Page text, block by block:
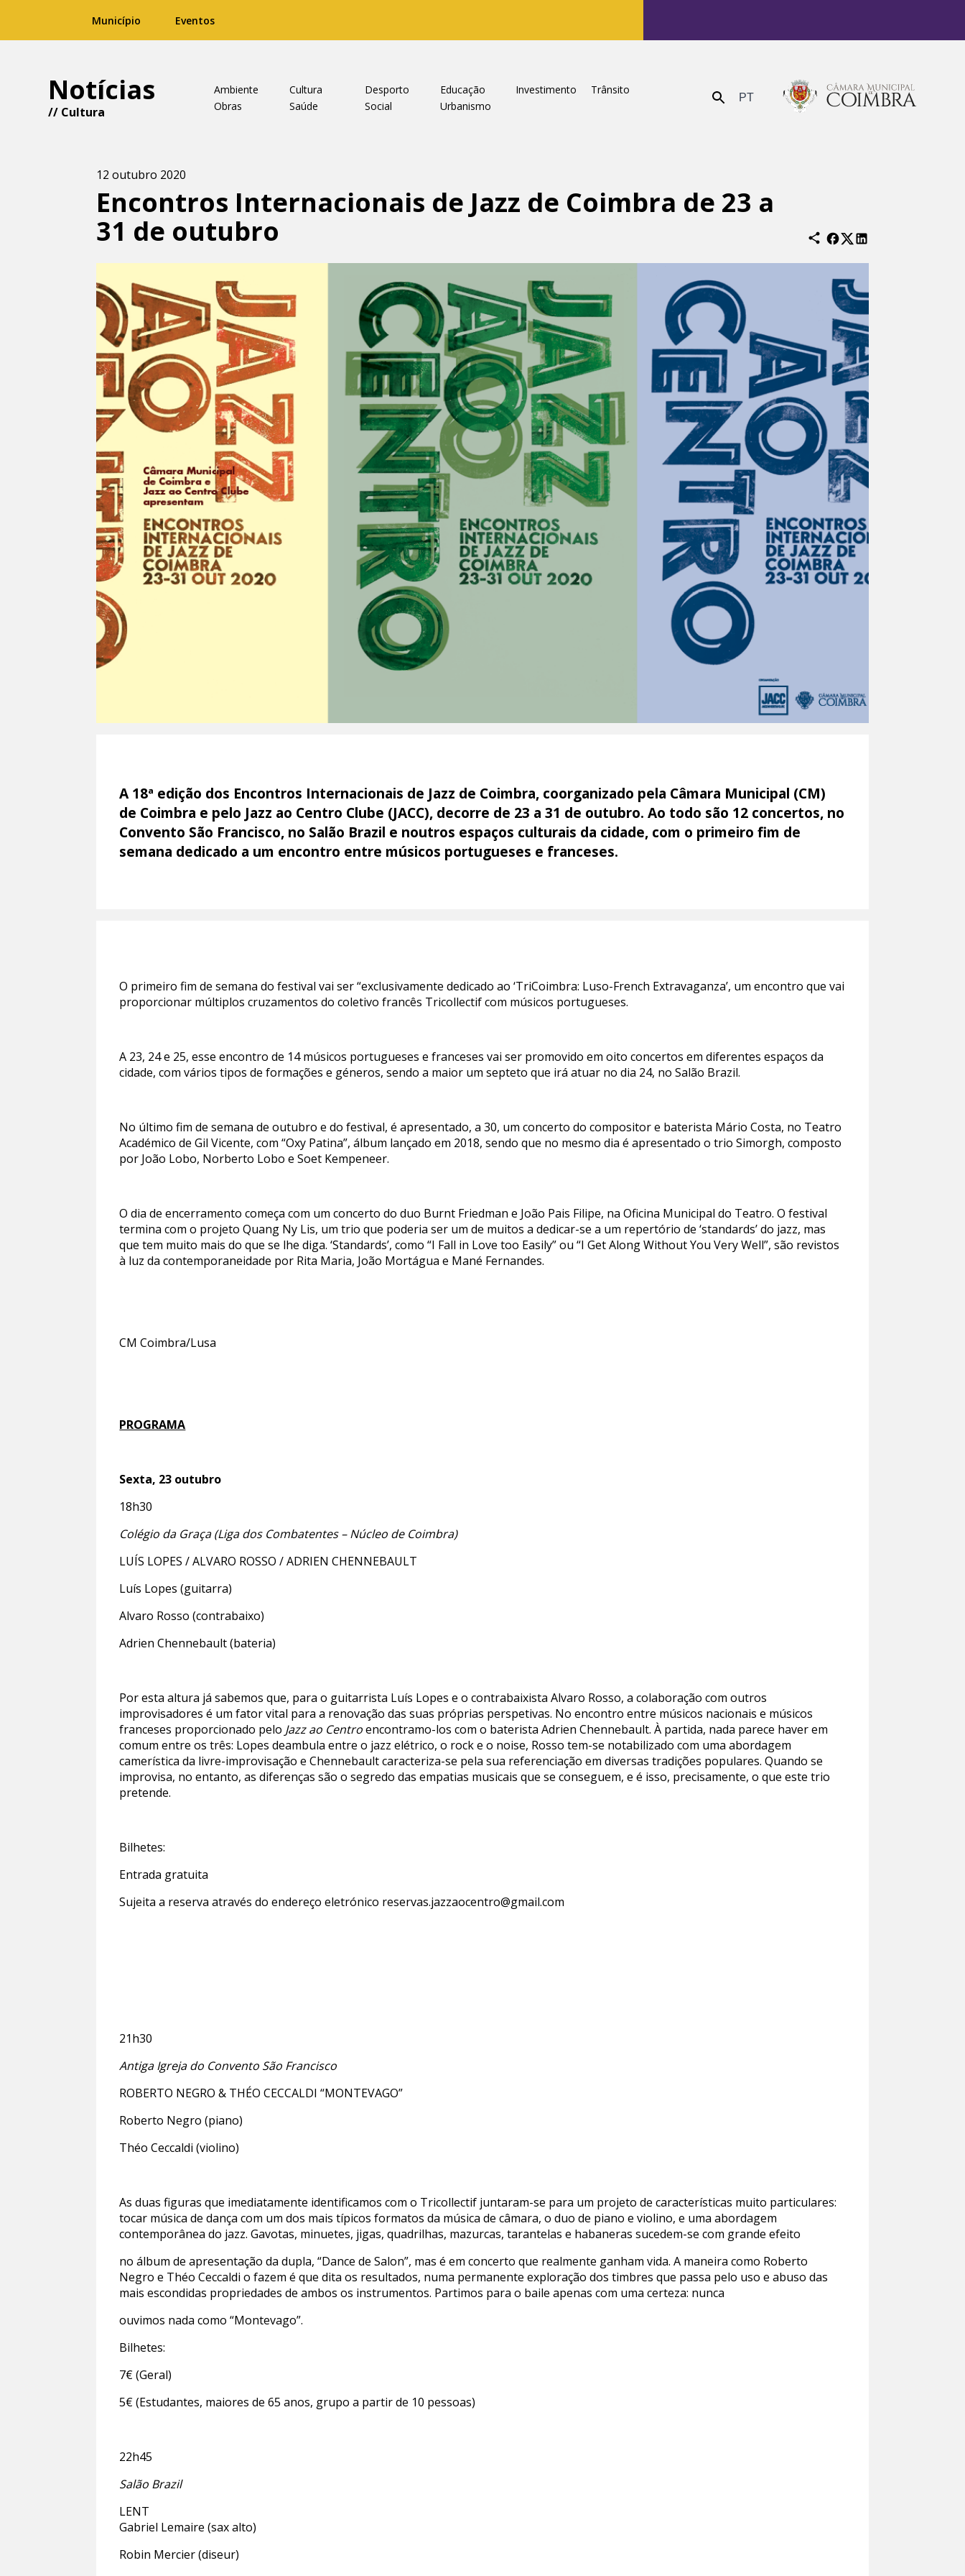
Município Eventos
Notícias
// Cultura
Ambiente Cultura Desporto Educação Investimento
Trânsito
Obras
Saúde Social Urbanismo Enviar PT
12 outubro 2020
Encontros Internacionais de Jazz de Coimbra de 23 a
31 de outubro
A 18ª edição dos Encontros Internacionais de Jazz de Coimbra, coorganizado pela Câmara Municipal (CM)
de Coimbra e pelo Jazz ao Centro Clube (JACC), decorre de 23 a 31 de outubro. Ao todo são 12 concertos, no
Convento São Francisco, no Salão Brazil e noutros espaços culturais da cidade, com o primeiro fim de
semana dedicado a um encontro entre músicos portugueses e franceses.
O primeiro fim de semana do festival vai ser “exclusivamente dedicado ao ‘TriCoimbra: Luso-French Extravaganza’, um encontro que vai
proporcionar múltiplos cruzamentos do coletivo francês Tricollectif com músicos portugueses.
A 23, 24 e 25, esse encontro de 14 músicos portugueses e franceses vai ser promovido em oito concertos em diferentes espaços da
cidade, com vários tipos de formações e géneros, sendo a maior um septeto que irá atuar no dia 24, no Salão Brazil.
No último fim de semana de outubro e do festival, é apresentado, a 30, um concerto do compositor e baterista Mário Costa, no Teatro
Académico de Gil Vicente, com “Oxy Patina”, álbum lançado em 2018, sendo que no mesmo dia é apresentado o trio Simorgh, composto
por João Lobo, Norberto Lobo e Soet Kempeneer.
O dia de encerramento começa com um concerto do duo Burnt Friedman e João Pais Filipe, na Oficina Municipal do Teatro. O festival
termina com o projeto Quang Ny Lis, um trio que poderia ser um de muitos a dedicar-se a um repertório de ‘standards’ do jazz, mas
que tem muito mais do que se lhe diga. ‘Standards’, como “I Fall in Love too Easily” ou “I Get Along Without You Very Well”, são revistos
à luz da contemporaneidade por Rita Maria, João Mortágua e Mané Fernandes.
CM Coimbra/Lusa
PROGRAMA
Sexta, 23 outubro
18h30
Colégio da Graça (Liga dos Combatentes – Núcleo de Coimbra)
LUÍS LOPES / ALVARO ROSSO / ADRIEN CHENNEBAULT
Luís Lopes (guitarra)
Alvaro Rosso (contrabaixo)
Adrien Chennebault (bateria)
Por esta altura já sabemos que, para o guitarrista Luís Lopes e o contrabaixista Alvaro Rosso, a colaboração com outros
improvisadores é um fator vital para a renovação das suas próprias perspetivas. No encontro entre músicos nacionais e músicos
franceses proporcionado pelo Jazz ao Centroencontramo-los com o baterista Adrien Chennebault. À partida, nada parece haver em
comum entre os três: Lopes deambula entre o jazz elétrico, o rock e o noise, Rosso tem-se notabilizado com uma abordagem
camerística da livre-improvisação e Chennebault caracteriza-se pela sua referenciação em diversas tradições populares. Quando se
improvisa, no entanto, as diferenças são o segredo das empatias musicais que se conseguem, e é isso, precisamente, o que este trio
pretende.
Bilhetes:
Entrada gratuita
Sujeita a reserva através do endereço eletrónico reservas.jazzaocentro@gmail.com
21h30
Antiga Igreja do Convento São Francisco
ROBERTO NEGRO & THÉO CECCALDI “MONTEVAGO”
Roberto Negro (piano)
Théo Ceccaldi (violino)
As duas figuras que imediatamente identificamos com o Tricollectif juntaram-se para um projeto de características muito particulares:
tocar música de dança com um dos mais típicos formatos da música de câmara, o duo de piano e violino, e uma abordagem
contemporânea do jazz. Gavotas, minuetes, jigas, quadrilhas, mazurcas, tarantelas e habaneras sucedem-se com grande efeito
no álbum de apresentação da dupla, “Dance de Salon”, mas é em concerto que realmente ganham vida. A maneira como Roberto
Negro e Théo Ceccaldi o fazem é que dita os resultados, numa permanente exploração dos timbres que passa pelo uso e abuso das
mais escondidas propriedades de ambos os instrumentos. Partimos para o baile apenas com uma certeza: nunca
ouvimos nada como “Montevago”.
Bilhetes:
7€ (Geral)
5€ (Estudantes, maiores de 65 anos, grupo a partir de 10 pessoas)
22h45
Salão Brazil
LENT
Gabriel Lemaire (sax alto)
Robin Mercier (diseur)